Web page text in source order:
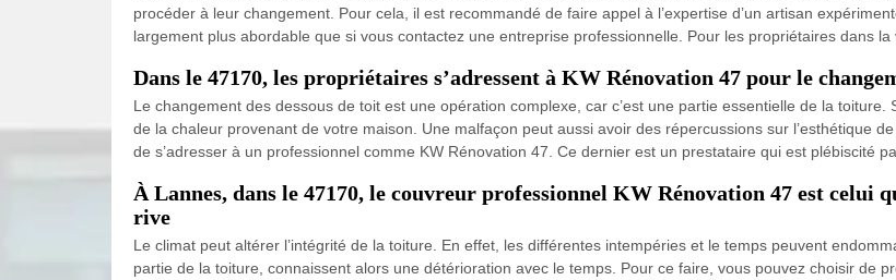
procéder à leur changement. Pour cela, il est recommandé de faire appel à l’expertise d’un artisan
largement plus abordable que si vous contactez une entreprise professionnelle. Pour les propriétaires dans la
Dans le 47170, les propriétaires s’adressent à KW Rénovation 47 pour le
Le changement des dessous de toit est une opération complexe, car c’est une partie essentielle de la
de la chaleur provenant de votre maison. Une malfaçon peut aussi avoir des répercussions sur l’esthétique
de s’adresser à un professionnel comme KW Rénovation 47. Ce dernier est un prestataire qui est plébiscité
À Lannes, dans le 47170, le couvreur professionnel KW Rénovation 47 est celui
rive
Le climat peut altérer l’intégrité de la toiture. En effet, les différentes intempéries et le temps peuvent
partie de la toiture, connaissent alors une détérioration avec le temps. Pour ce faire, vous pouvez choisir de